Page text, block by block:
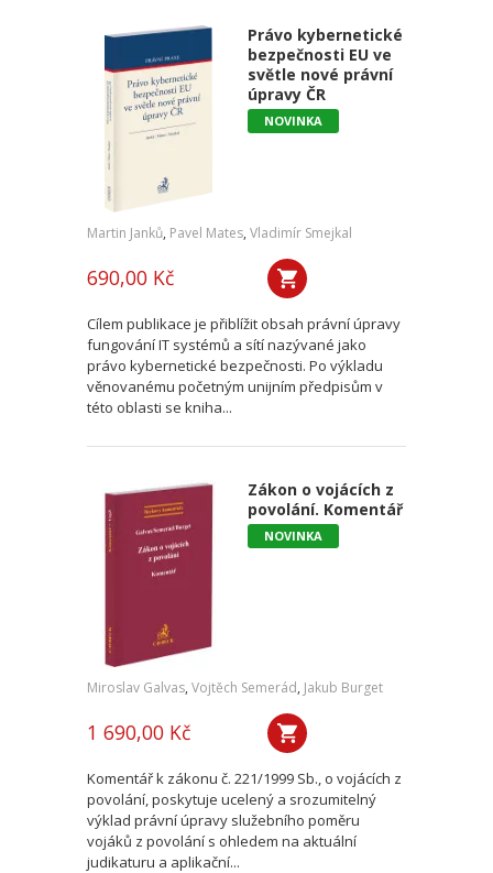
Právo kybernetické
bezpečnosti EU ve
světle nové právní
úpravy ČR
NOVINKA
Martin Janků, Pavel Mates, Vladimír Smejkal
690,00 Kč
Cílem publikace je přiblížit obsah právní úpravy
fungování IT systémů a sítí nazývané jako
právo kybernetické bezpečnosti. Po výkladu
věnovanému početným unijním předpisům v
této oblasti se kniha...
Zákon o vojácích z
povolání. Komentář
NOVINKA
Miroslav Galvas, Vojtěch Semerád, Jakub Burget
1 690,00 Kč
Komentář k zákonu č. 221/1999 Sb., o vojácích z
povolání, poskytuje ucelený a srozumitelný
výklad právní úpravy služebního poměru
vojáků z povolání s ohledem na aktuální
judikaturu a aplikační...